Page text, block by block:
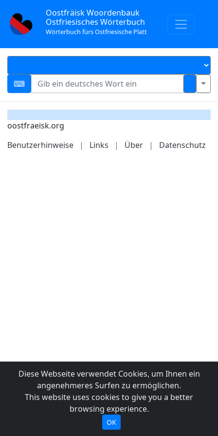
Oostfräisk Woordenbauk
Ostfriesisches Wörterbuch
Wörterbuch fürs Ostfriesische Platt
oostfraeisk.org
Benutzerhinweise
| Links | Über | Datenschutz
Diese Webseite verwendet Cookies, um Ihnen ein
angenehmeres Surfen zu ermöglichen.
This website uses cookies to give you a better
browsing experience.
OK